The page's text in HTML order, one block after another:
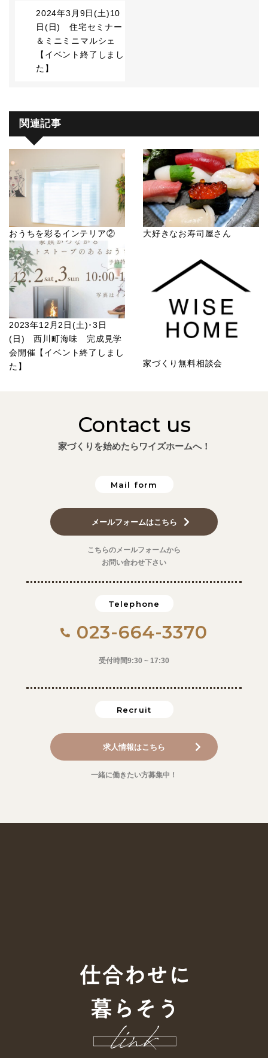
2024年3月9日(土)10
日(日) 住宅セミナー
＆ミニミニマルシェ
【イベント終了しまし
た】
関連記事
おうちを彩るインテリア② 大好きなお寿司屋さん
2023年12月2日(土)･3日
(日) 西川町海味 完成見学
会開催【イベント終了しまし
た】
家づくり無料相談会
Contact us
家づくりを始めたらワイズホームへ！
Mail form
メールフォームはこちら
こちらのメールフォームから
お問い合わせ下さい
Telephone
023-664-3370
受付時間9:30 ~ 17:30
Recruit
求人情報はこちら
一緒に働きたい方募集中！